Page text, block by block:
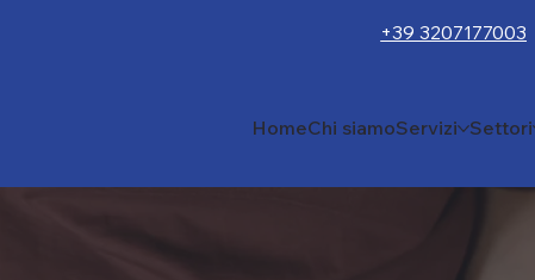
+39 3207177003
HomeChi siamoServizi Settori